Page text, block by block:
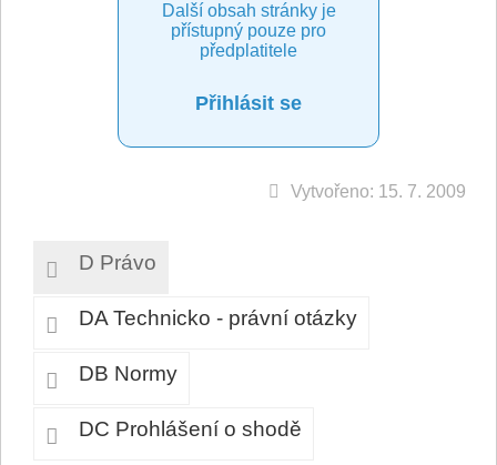
Další obsah stránky je
přístupný pouze pro
předplatitele
Přihlásit se
Vytvořeno: 15. 7. 2009
D Právo
DA Technicko - právní otázky
DB Normy
DC Prohlášení o shodě